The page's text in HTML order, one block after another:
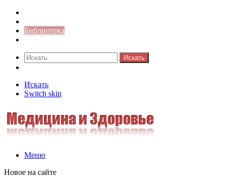
Библиотека
Искать
Искать
Switch skin
Меню
Новое на сайте